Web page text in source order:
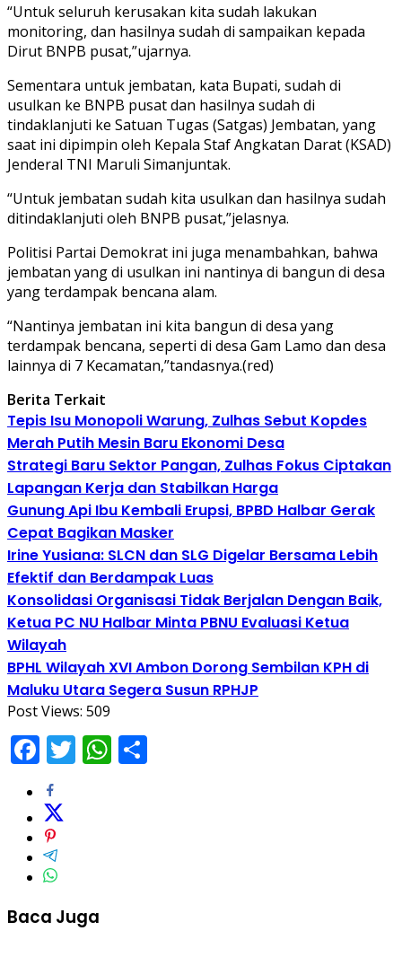
“Untuk seluruh kerusakan kita sudah lakukan
monitoring, dan hasilnya sudah di sampaikan kepada
Dirut BNPB pusat,”ujarnya.
Sementara untuk jembatan, kata Bupati, sudah di
usulkan ke BNPB pusat dan hasilnya sudah di
tindaklanjuti ke Satuan Tugas (Satgas) Jembatan, yang
saat ini dipimpin oleh Kepala Staf Angkatan Darat (KSAD)
Jenderal TNI Maruli Simanjuntak.
“Untuk jembatan sudah kita usulkan dan hasilnya sudah
ditindaklanjuti oleh BNPB pusat,”jelasnya.
Politisi Partai Demokrat ini juga menambahkan, bahwa
jembatan yang di usulkan ini nantinya di bangun di desa
yang terdampak bencana alam.
“Nantinya jembatan ini kita bangun di desa yang
terdampak bencana, seperti di desa Gam Lamo dan desa
lainnya di 7 Kecamatan,”tandasnya.(red)
Berita Terkait
Tepis Isu Monopoli Warung, Zulhas Sebut Kopdes
Merah Putih Mesin Baru Ekonomi Desa
Strategi Baru Sektor Pangan, Zulhas Fokus Ciptakan
Lapangan Kerja dan Stabilkan Harga
Gunung Api Ibu Kembali Erupsi, BPBD Halbar Gerak
Cepat Bagikan Masker
Irine Yusiana: SLCN dan SLG Digelar Bersama Lebih
Efektif dan Berdampak Luas
Konsolidasi Organisasi Tidak Berjalan Dengan Baik,
Ketua PC NU Halbar Minta PBNU Evaluasi Ketua
Wilayah
BPHL Wilayah XVI Ambon Dorong Sembilan KPH di
Maluku Utara Segera Susun RPHJP
Post Views: 509
Facebook
TwitterWhatsApp
Baca Juga